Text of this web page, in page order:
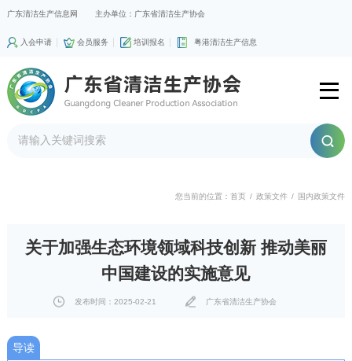
广东清洁生产信息网 主办单位：广东省清洁生产协会
入会申请 会员服务 培训报名 粤港清洁生产信息
您当前的位置：首页 / 政策文件 / 国内政策文件
关于加强生态环境领域科技创新 推动美丽
中国建设的实施意见
发布时间：2025-02-21 广东省清洁生产协会
导读